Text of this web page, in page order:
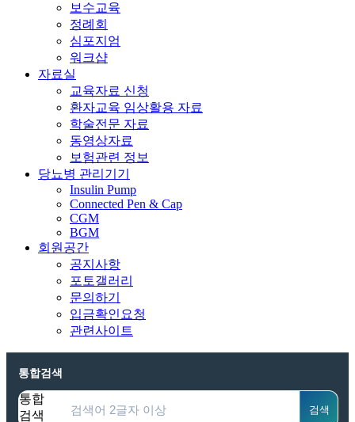
보수교육
정례회
심포지엄
워크샵
자료실
교육자료 신청
환자교육 임상활용 자료
학술전문 자료
동영상자료
보험관련 정보
당뇨병 관리기기
Insulin Pump
Connected Pen & Cap
CGM
BGM
회원공간
공지사항
포토갤러리
문의하기
입금확인요청
관련사이트
통합검색
통합
검색
검색